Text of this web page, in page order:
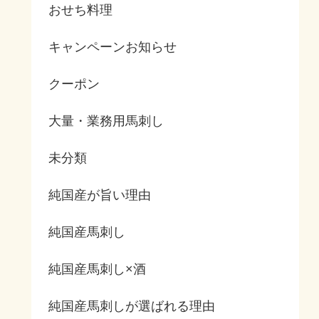
おせち料理
キャンペーンお知らせ
クーポン
大量・業務用馬刺し
未分類
純国産が旨い理由
純国産馬刺し
純国産馬刺し×酒
純国産馬刺しが選ばれる理由